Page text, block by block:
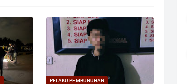
PELAKU PEMBUNUHAN